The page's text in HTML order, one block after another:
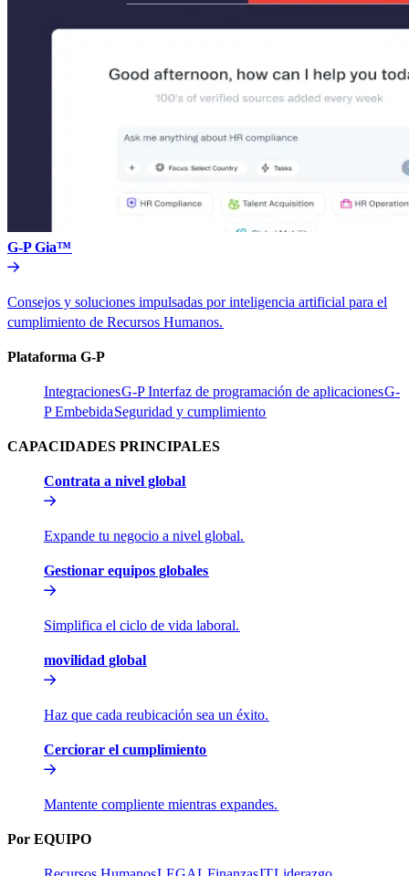
G-P Gia™​​
Consejos y soluciones impulsadas por inteligencia artificial para el
cumplimiento de Recursos Humanos.​​
Plataforma G-P​​
Integraciones​​G-P Interfaz de programación de aplicaciones​​G-
P Embebida​​Seguridad y cumplimiento​​
CAPACIDADES PRINCIPALES​​
Contrata a nivel global​​
Expande tu negocio a nivel global.​​
Gestionar equipos globales​​
Simplifica el ciclo de vida laboral.​​
movilidad global​​
Haz que cada reubicación sea un éxito.​​
Cerciorar el cumplimiento​​
Mantente compliente mientras expandes.​​
Por EQUIPO​​